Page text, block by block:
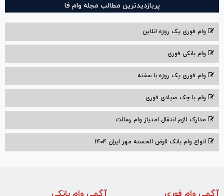
پربازدیدترین مطالب مجله وام فا
وام فوری یک روزه انلاین
وام بانکی فوری
وام فوری یک روزه با سفته
وام با‌ چک صیادی‌ فوری
مدارک لازم انتقال امتیاز وام رسالت
انواع وام بانک قرض الحسنه مهر ایران ۱۴۰۴